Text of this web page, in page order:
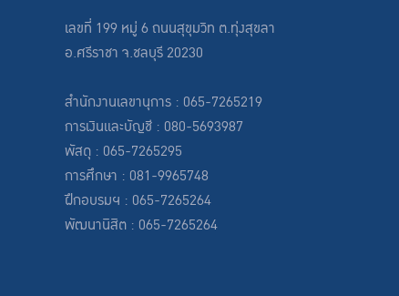
เลขที่ 199 หมู่ 6 ถนนสุขุมวิท ต.ทุ่งสุขลา
อ.ศรีราชา จ.ชลบุรี 20230
สำนักงานเลขานุการ : 065-7265219
การเงินและบัญชี : 080-5693987
พัสดุ : 065-7265295
การศึกษา : 081-9965748
ฝึกอบรมฯ : 065-7265264
พัฒนานิสิต : 065-7265264